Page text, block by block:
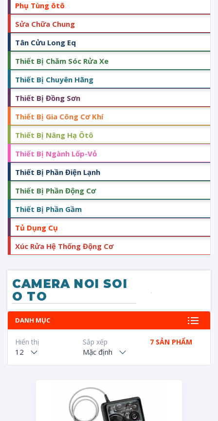
Phụ Tùng ôtô
Sửa Chữa Chung
Tân Cửu Long Eq
Thiết Bị Chăm Sóc Rửa Xe
Thiết Bị Chuyên Hãng
Thiết Bị Đồng Sơn
Thiết Bị Gia Công Cơ Khí
Thiết Bị Nâng Hạ Ôtô
Thiết Bị Ngành Lốp-Vỏ
Thiết Bị Phần Điện Lạnh
Thiết Bị Phần Động Cơ
Thiết Bị Phần Gầm
Tủ Dụng Cụ
Xúc Rửa Hệ Thống Động Cơ
CAMERA NOI SOI
O TO
DANH MỤC
7 SẢN PHẨM
Sắp xếp
Mặc định
Hiển thị
12